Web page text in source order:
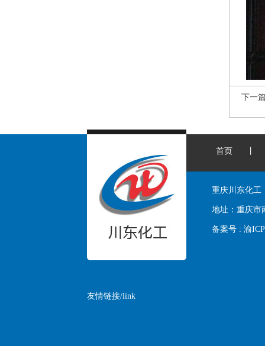
下一
首页
重庆川东化工
地址： 重庆市
备案号 : 渝
友情链接/link